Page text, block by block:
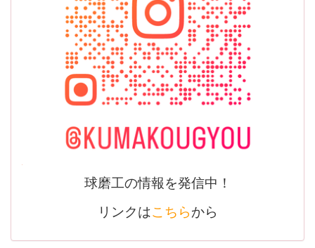
球磨工の情報を発信中！
リンクはこちらから